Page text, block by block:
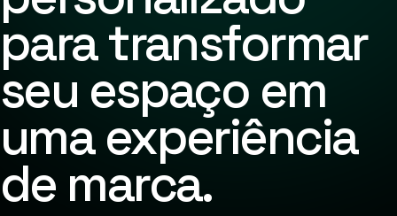
para transformar
seu espaço em
uma experiência
de marca.